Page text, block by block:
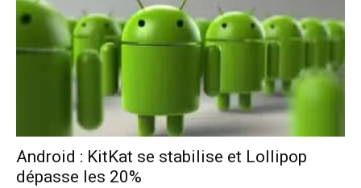
Android : KitKat se stabilise et Lollipop
dépasse les 20%